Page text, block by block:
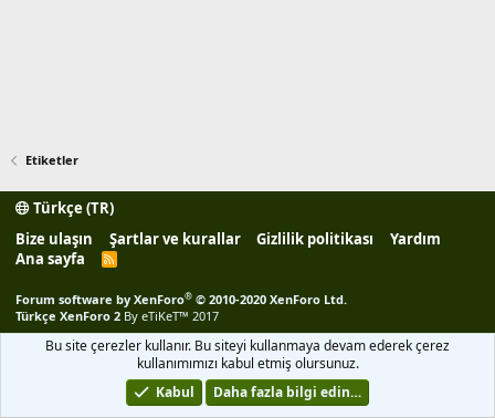
Etiketler
Türkçe (TR)
Bize ulaşın
Şartlar ve kurallar Gizlilik politikası
Yardım
Ana sayfa
R
Forum software by XenForo® © 2010-2020 XenForo Ltd.
Türkçe XenForo 2 By eTiKeT™ 2017
Bu site çerezler kullanır. Bu siteyi kullanmaya devam ederek çerez
kullanımımızı kabul etmiş olursunuz.
Kabul
Daha fazla bilgi edin…